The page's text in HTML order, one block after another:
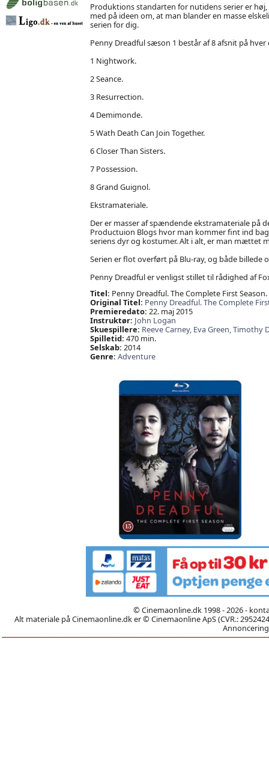
Produktions standarten for nutidens serier er
med på ideen om, at man blander en masse
serien for dig.
Penny Dreadful sæson 1 består af 8 afsnit på
1 Nightwork.
2 Seance.
3 Resurrection.
4 Demimonde.
5 Wath Death Can Join Together.
6 Closer Than Sisters.
7 Possession.
8 Grand Guignol.
Ekstramateriale.
Der er masser af spændende ekstramateriale
Productuion Blogs hvor man kommer fint ind
seriens dyr og kostumer. Alt i alt, er man mættet
Serien er flot overført på Blu-ray, og både billede
Penny Dreadful er venligst stillet til rådighed af
Titel: Penny Dreadful. The Complete First Season.
Original Titel: Penny Dreadful. The Complete
Premieredato: 22. maj 2015
Instruktør: John Logan
Skuespillere: Reeve Carney, Eva Green,Timothy
Spilletid: 470 min.
Selskab: 2014
Genre: Adventure
© Cinemaonline.dk 1998 - 2026 -
Alt materiale på Cinemaonline.dk er © Cinemaonline ApS (CVR.: